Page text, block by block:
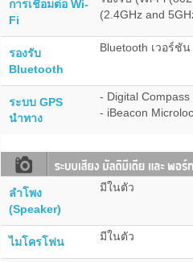
การเชื่อมต่อ Wi-
Fi
(2.4GHz and
รองรับ
Bluetooth
Bluetooth เวอร์ชัน
ระบบ GPS
นำทาง
- Digital Compass
- iBeacon
ลำโพง
(Speaker)
มีในตัว
ไมโครโฟน มีในตัว